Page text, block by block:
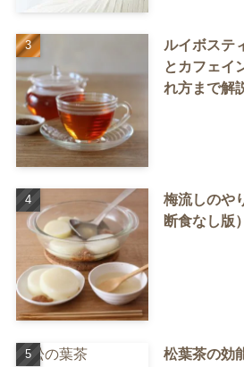
ルイボステ
とカフェイ
れ方まで解
梅流しのや
断食なし版
松葉茶の効